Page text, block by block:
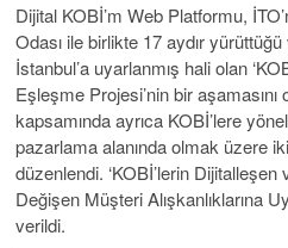
Dijital KOBİ’m Web Platformu,
Odası ile birlikte 17 aydır
İstanbul’a uyarlanmış hali olan
Eşleşme Projesi’nin bir
kapsamında ayrıca KOBİ’lere
pazarlama alanında olmak üzere
düzenlendi. ‘KOBİ’lerin
Değişen Müşteri Alışkanlıklarına
verildi.